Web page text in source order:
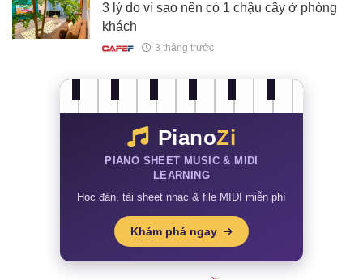
3 lý do vì sao nên có 1 chậu cây ở phòng
khách
3 tháng trước
PianoZi
PIANO SHEET MUSIC & MIDI
LEARNING
Học đàn, tải sheet nhạc & file MIDI miễn phí
Khám phá ngay